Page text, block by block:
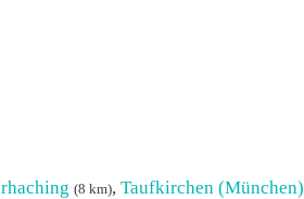
(8 km), Taufkirchen (München)